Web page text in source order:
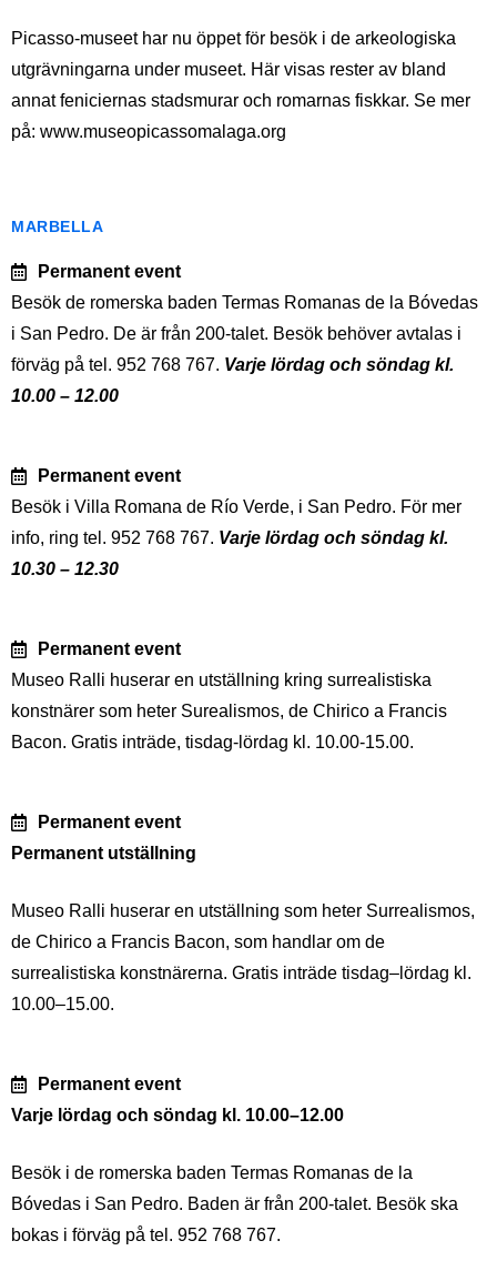
Picasso-museet har nu öppet för besök i de arkeologiska
utgrävningarna under museet. Här visas rester av bland
annat feniciernas stadsmurar och romarnas fiskkar. Se mer
på: www.museopicassomalaga.org
MARBELLA
Permanent event
Besök de romerska baden Termas Romanas de la Bóvedas
i San Pedro. De är från 200-talet. Besök behöver avtalas i
förväg på tel. 952 768 767. Varje lördag och söndag kl.
10.00 – 12.00
Permanent event
Besök i Villa Romana de Río Verde, i San Pedro. För mer
info, ring tel. 952 768 767. Varje lördag och söndag kl.
10.30 – 12.30
Permanent event
Museo Ralli huserar en utställning kring surrealistiska
konstnärer som heter Surealismos, de Chirico a Francis
Bacon. Gratis inträde, tisdag-lördag kl. 10.00-15.00.
Permanent event
Permanent utställning
Museo Ralli huserar en utställning som heter Surrealismos,
de Chirico a Francis Bacon, som handlar om de
surrealistiska konstnärerna. Gratis inträde tisdag–lördag kl.
10.00–15.00.
Permanent event
Varje lördag och söndag kl. 10.00–12.00
Besök i de romerska baden Termas Romanas de la
Bóvedas i San Pedro. Baden är från 200-talet. Besök ska
bokas i förväg på tel. 952 768 767.